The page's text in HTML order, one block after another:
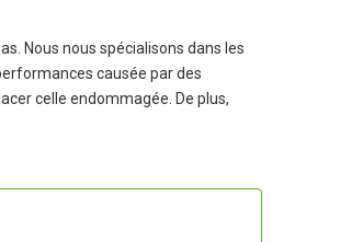
Nous nous spécialisons dans les
causée par des
celle endommagée. De plus,